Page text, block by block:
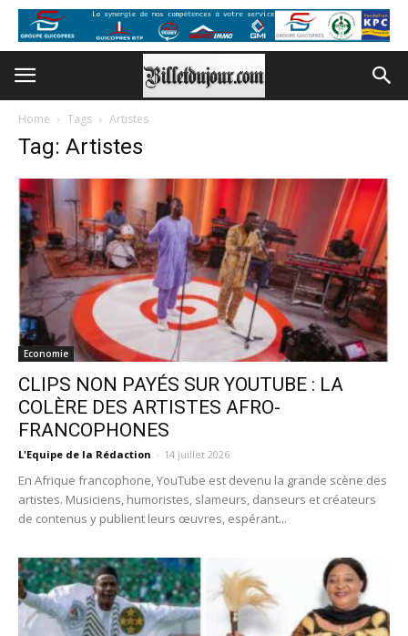
Home Tags Artistes
Tag: Artistes
Economie
CLIPS NON PAYÉS SUR YOUTUBE : LA
COLÈRE DES ARTISTES AFRO-
FRANCOPHONES
L'Equipe de la Rédaction - 14 juillet 2026
En Afrique francophone, YouTube est devenu la grande scène des
artistes. Musiciens, humoristes, slameurs, danseurs et créateurs
de contenus y publient leurs œuvres, espérant...